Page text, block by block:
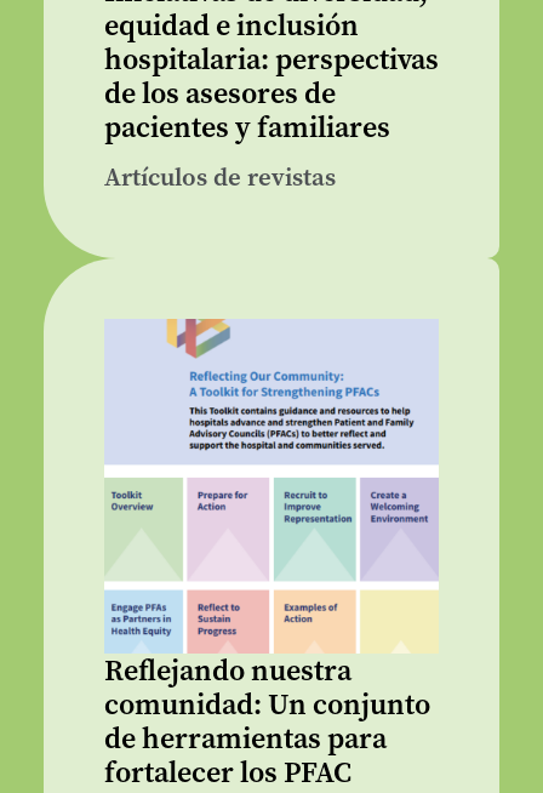
equidad e inclusión
hospitalaria: perspectivas
de los asesores de
pacientes y familiares
Artículos de revistas
Reflejando nuestra
comunidad: Un conjunto
de herramientas para
fortalecer los PFAC